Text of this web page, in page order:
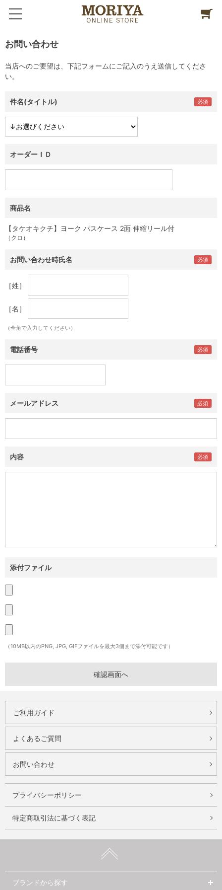
お問い合わせ
当店へのご要望は、下記フォームにご記入のうえ送信してくださ
い。
件名(タイトル)
オーダーＩＤ
商品名
【タケオキクチ】ヨーク パスケース 2面 伸縮リール付
（クロ）
お問い合わせ時氏名
［姓］
［名］
（全角で入力してください）
電話番号
メールアドレス
内容
添付ファイル
（10MB以内のPNG, JPG, GIFファイルを最大3個まで添付可能です）
ご利用ガイド
よくあるご質問
お問い合わせ
プライバシーポリシー
特定商取引法に基づく表記
ブランドから探す